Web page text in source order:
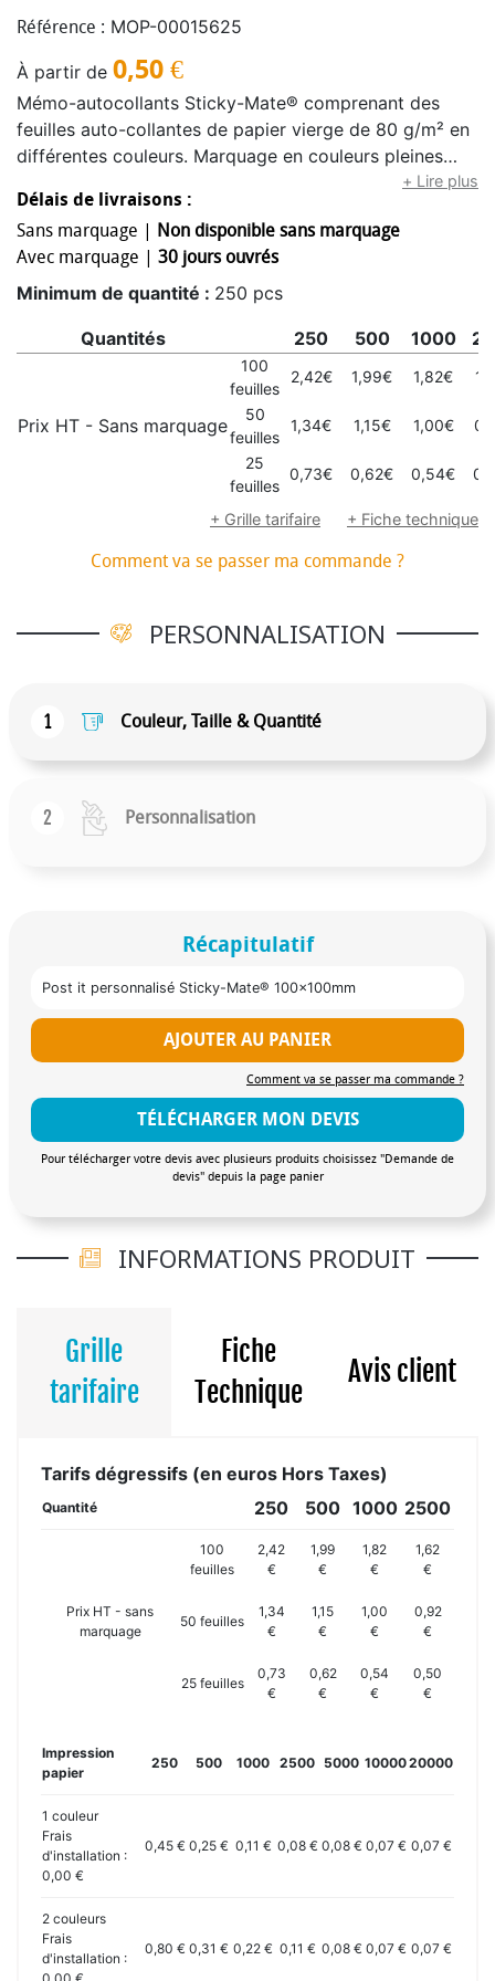
Référence : MOP-00015625
À partir de 0,50 €
Mémo-autocollants Sticky-Mate® comprenant des
feuilles auto-collantes de papier vierge de 80 g/m² en
différentes couleurs. Marquage en couleurs pleines
possible sur chaque feuille. Trois tailles possibles
(25/50/100 feuilles).
+ Lire plus
Délais de livraisons :
Sans marquage | Non disponible sans marquage
Avec marquage | 30 jours ouvrés
Minimum de quantité : 250 pcs
Quantités 250 500 1000
Prix HT - Sans marquage
100
feuilles
2,42€ 1,99€ 1,82€
50
feuilles
1,34€ 1,15€ 1,00€
25
feuilles
0,73€ 0,62€ 0,54€
+ Grille tarifaire + Fiche technique
Comment va se passer ma commande ?
PERSONNALISATION
1 Couleur, Taille & Quantité
2 Personnalisation
Récapitulatif
Post it personnalisé Sticky-Mate® 100x100mm
AJOUTER AU PANIER
Comment va se passer ma commande ?
TÉLÉCHARGER MON DEVIS
Pour télécharger votre devis avec plusieurs produits choisissez "Demande de
devis" depuis la page panier
INFORMATIONS PRODUIT
Grille
tarifaire
Fiche
Technique
Avis client
Tarifs dégressifs (en euros Hors Taxes)
Quantité 250 500 1000 2500
Prix HT - sans
marquage
100
feuilles
2,42
€
1,99
€
1,82
€
1,62
€
50 feuilles
1,34
€
1,15
€
1,00
€
0,92
€
25 feuilles
0,73
€
0,62
€
0,54
€
0,50
€
Impression
papier
250 500 1000 2500 5000 1000020000
1 couleur
Frais
d'installation :
0,00 €
0,45 € 0,25 € 0,11 € 0,08 € 0,08 € 0,07 € 0,07 €
2 couleurs
Frais
d'installation :
0,80 € 0,31 € 0,22 € 0,11 € 0,08 € 0,07 € 0,07 €